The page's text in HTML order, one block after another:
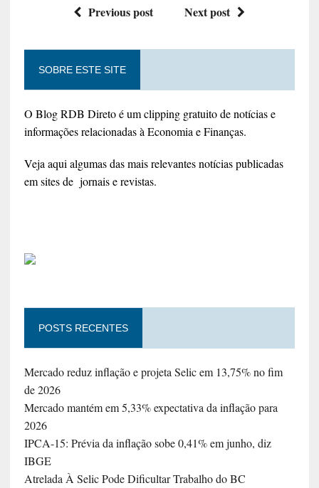
Previous post Next post
SOBRE ESTE SITE
O Blog RDB Direto é um clipping gratuito de notícias e
informações relacionadas à Economia e Finanças.
Veja aqui algumas das mais relevantes notícias publicadas
em sites de jornais e revistas.
POSTS RECENTES
Mercado reduz inflação e projeta Selic em 13,75% no fim
de 2026
Mercado mantém em 5,33% expectativa da inflação para
2026
IPCA-15: Prévia da inflação sobe 0,41% em junho, diz
IBGE
Atrelada À Selic Pode Dificultar Trabalho do BC